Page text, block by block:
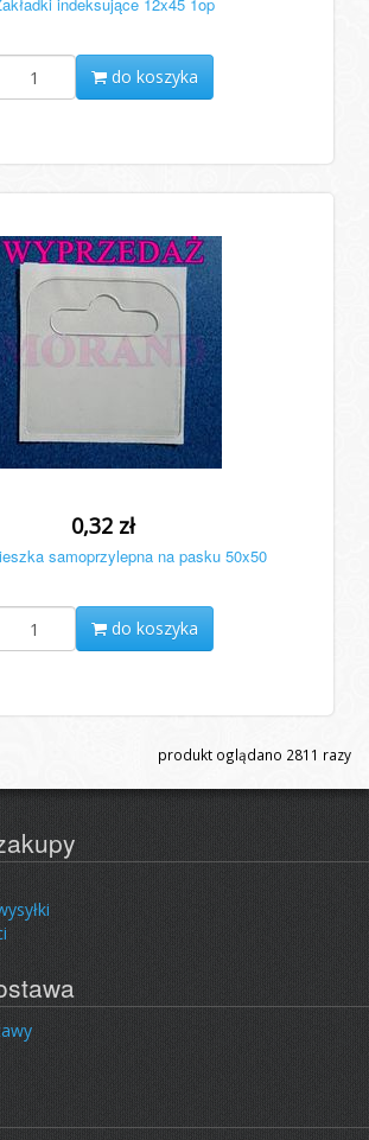
do koszyka
0,32 zł
samoprzylepna na pasku 50x50
do koszyka
produkt oglądano 2811 razy